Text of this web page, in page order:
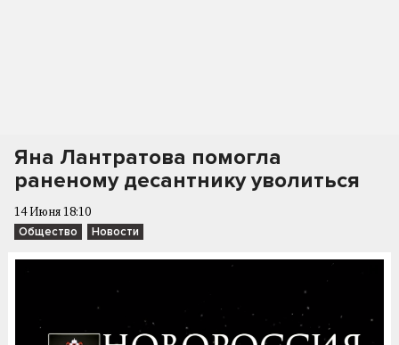
Яна Лантратова помогла
раненому десантнику уволиться
14 Июня 18:10
Общество Новости